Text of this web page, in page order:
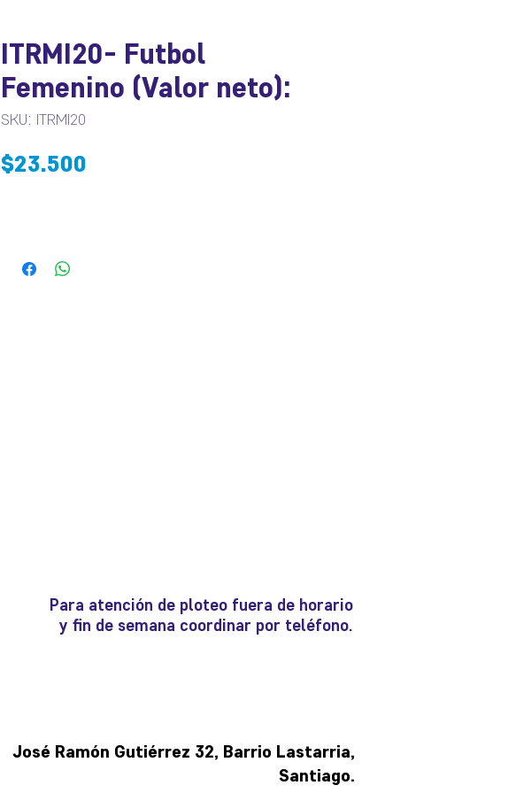
ITRMI20- Futbol
Femenino (Valor neto):
SKU: ITRMI20
$23.500
Para atención de ploteo fuera de horario
y fin de semana coordinar por teléfono.
José Ramón Gutiérrez 32, Barrio Lastarria,
Santiago.